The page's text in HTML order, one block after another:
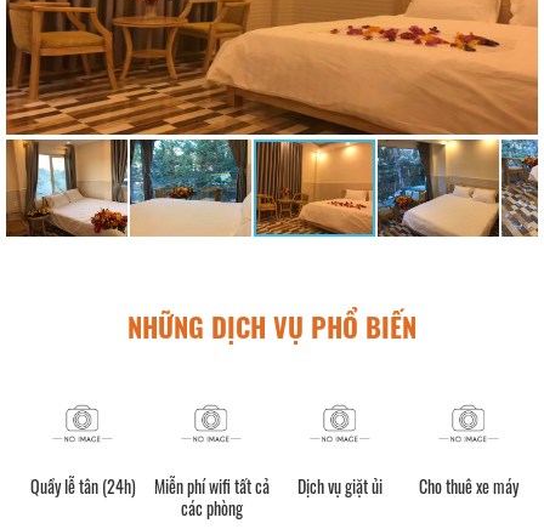
NHỮNG DỊCH VỤ PHỔ BIẾN
Quầy lễ tân (24h)
Miễn phí wifi tất cả
các phòng
Dịch vụ giặt ủi Cho thuê xe máy